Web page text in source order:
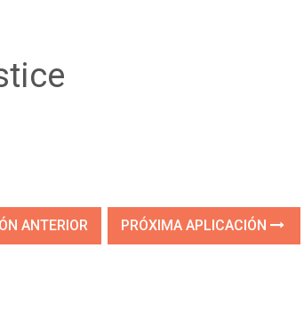
ANTERIOR PRÓXIMA APLICACIÓN